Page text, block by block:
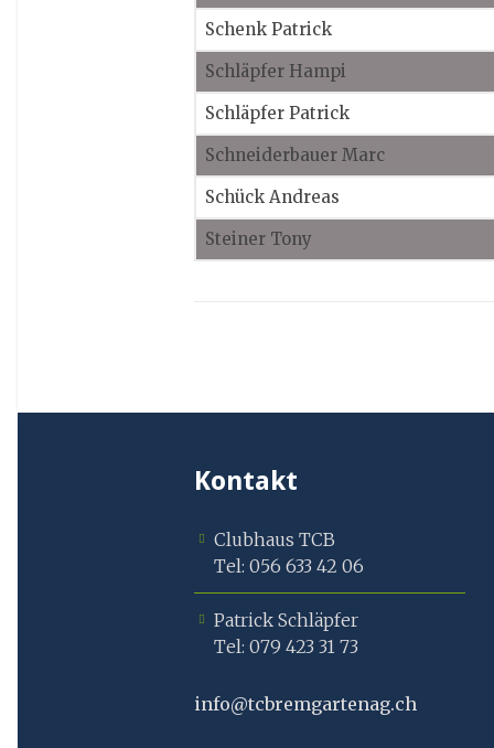
Schenk Patrick
Schläpfer Hampi
Schläpfer Patrick
Schneiderbauer Marc
Schück Andreas
Steiner Tony
Kontakt
Clubhaus TCB
Tel: 056 633 42 06
Patrick Schläpfer
Tel: 079 423 31 73
info@tcbremgartenag.ch